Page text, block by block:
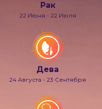
Рак
22 Июня - 22 Июля
Дева
24 Августа - 23 Сентября